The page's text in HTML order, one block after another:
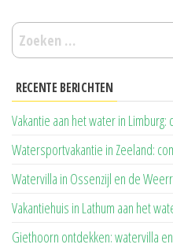
Zoeken
naar:
RECENTE BERICHTEN
Vakantie aan het water in
Watersportvakantie in Zeeland:
Watervilla in Ossenzijl en de
Vakantiehuis in Lathum aan het
Giethoorn ontdekken: watervilla